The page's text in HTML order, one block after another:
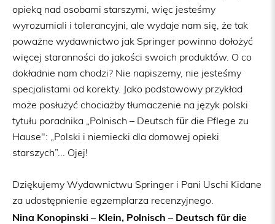
opieką nad osobami starszymi, więc jesteśmy
wyrozumiali i tolerancyjni, ale wydaje nam się, że tak
poważne wydawnictwo jak Springer powinno dołożyć
więcej staranności do jakości swoich produktów. O co
dokładnie nam chodzi? Nie napiszemy, nie jesteśmy
specjalistami od korekty. Jako podstawowy przykład
może posłużyć chociażby tłumaczenie na język polski
tytułu poradnika „Polnisch – Deutsch für die Pflege zu
Hause": „Polski i niemiecki dla domowej opieki
starszych”... Ojej!
Dziękujemy Wydawnictwu Springer i Pani Uschi Kidane
za udostępnienie egzemplarza recenzyjnego.
Nina Konopinski – Klein, Polnisch – Deutsch für die